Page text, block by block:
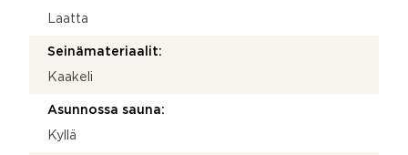
Laatta
Seinämateriaalit:
Kaakeli
Asunnossa sauna:
Kyllä